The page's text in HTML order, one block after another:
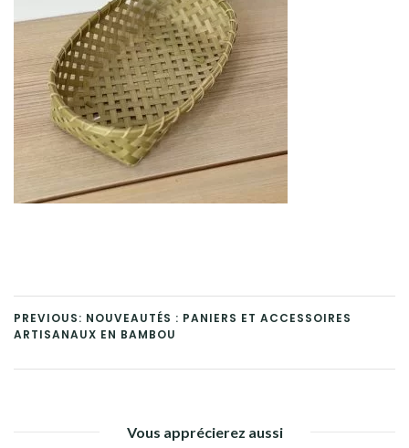
PREVIOUS: NOUVEAUTÉS : PANIERS ET ACCESSOIRES
ARTISANAUX EN BAMBOU
Vous apprécierez aussi